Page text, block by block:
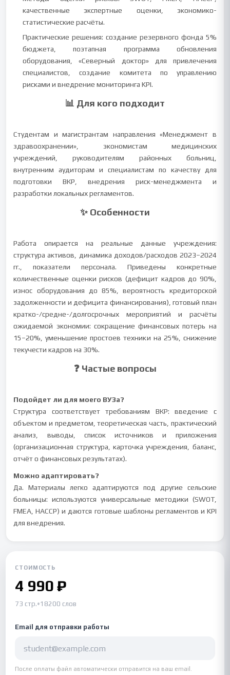
качественные экспертные оценки, экономико-
статистические расчёты.
Практические решения: создание резервного фонда 5%
бюджета, поэтапная программа обновления
оборудования, «Северный доктор» для привлечения
специалистов, создание комитета по управлению
рисками и внедрение мониторинга KPI.
📊 Для кого подходит
Студентам и магистрантам направления «Менеджмент в
здравоохранении», экономистам медицинских
учреждений, руководителям районных больниц,
внутренним аудиторам и специалистам по качеству для
подготовки ВКР, внедрения риск-менеджмента и
разработки локальных регламентов.
✨ Особенности
Работа опирается на реальные данные учреждения:
структура активов, динамика доходов/расходов 2023–2024
гг., показатели персонала. Приведены конкретные
количественные оценки рисков (дефицит кадров до 90%,
износ оборудования до 85%, вероятность кредиторской
задолженности и дефицита финансирования), готовый план
кратко-/средне-/долгосрочных мероприятий и расчёты
ожидаемой экономии: сокращение финансовых потерь на
15–20%, уменьшение простоев техники на 25%, снижение
текучести кадров на 30%.
❓ Частые вопросы
Подойдет ли для моего ВУЗа?
Структура соответствует требованиям ВКР: введение с
объектом и предметом, теоретическая часть, практический
анализ, выводы, список источников и приложения
(организационная структура, карточка учреждения, баланс,
отчёт о финансовых результатах).
Можно адаптировать?
Да. Материалы легко адаптируются под другие сельские
больницы: используются универсальные методики (SWOT,
FMEA, HACCP) и даются готовые шаблоны регламентов и KPI
для внедрения.
СТОИМОСТЬ
4 990 ₽
73 стр.•18200 слов
Email для отправки работы
После оплаты файл автоматически отправится на ваш email.